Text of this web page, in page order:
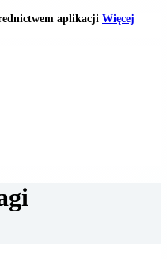
aplikacji Więcej